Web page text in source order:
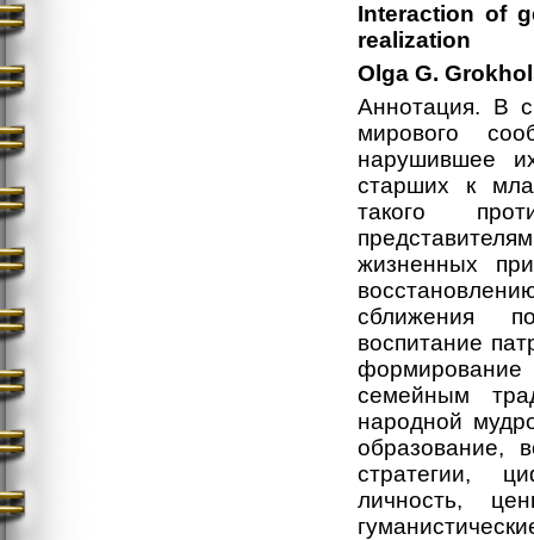
Interaction of
realization
Olga G.
Аннотация. В
мирового
нарушившее
старших к
такого
жизненных
сближения
воспитание
семейным
народной
образование,
стратегии,
личность,